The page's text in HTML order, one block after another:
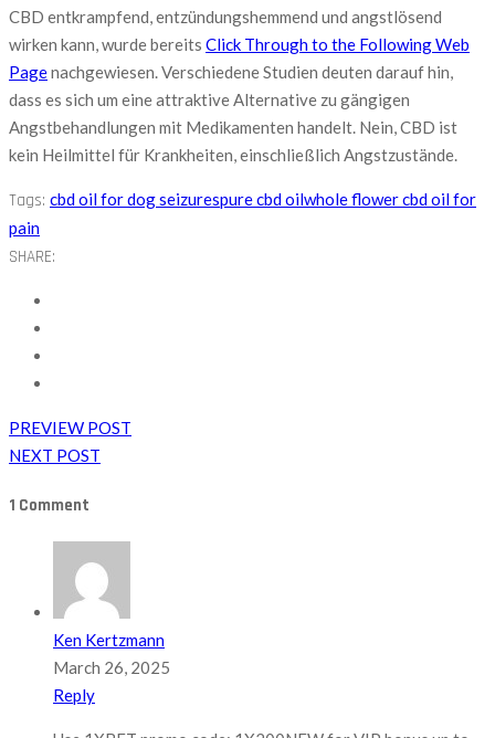
CBD entkrampfend, entzündungshemmend und angstlösend
wirken kann, wurde bereits Click Through to the Following Web
Pagenachgewiesen. Verschiedene Studien deuten darauf hin,
dass es sich um eine attraktive Alternative zu gängigen
Angstbehandlungen mit Medikamenten handelt. Nein, CBD ist
kein Heilmittel für Krankheiten, einschließlich Angstzustände.
Tags: cbd oil for dog seizurespure cbd oilwhole flower cbd oil for
pain
SHARE:
PREVIEW POST
NEXT POST
1 Comment
Ken Kertzmann
March 26, 2025
Reply